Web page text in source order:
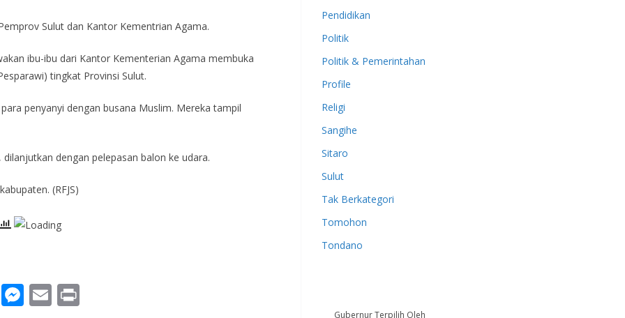
Sulut dan Kantor Kementrian Agama.
ibu-ibu dari Kantor Kementerian Agama membuka
tingkat Provinsi Sulut.
penyanyi dengan busana Muslim. Mereka tampil
dengan pelepasan balon ke udara.
(RFJS)
M E
Pendidikan
Politik
Politik & Pemerintahan
Profile
Religi
Sangihe
Sitaro
Sulut
Tak Berkategori
Tomohon
Tondano
Gubernur Terpilih Oleh